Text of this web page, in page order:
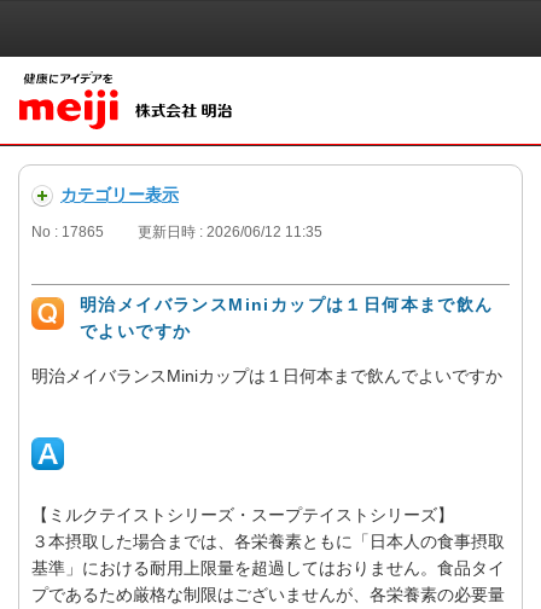
カテゴリー表示
No : 17865 更新日時 : 2026/06/12 11:35
明治メイバランスMiniカップは１日何本まで飲ん
でよいですか
明治メイバランスMiniカップは１日何本まで飲んでよいですか
【ミルクテイストシリーズ・スープテイストシリーズ】
３本摂取した場合までは、各栄養素ともに「日本人の食事摂取
基準」における耐用上限量を超過してはおりません。食品タイ
プであるため厳格な制限はございませんが、各栄養素の必要量